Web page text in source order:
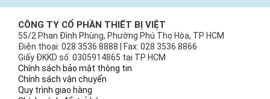
CÔNG TY CỔ PHẦN THIẾT BỊ VIỆT
55/2 Phan Đình Phùng, Phường Phú Thọ Hòa, TP HCM
Điện thoại: 028 3536 8888 | Fax: 028 3536 8866
Giấy ĐKKD số: 0305914865 tại TP HCM
Chính sách bảo mật thông tin
Chính sách vận chuyển
Quy trình giao hàng